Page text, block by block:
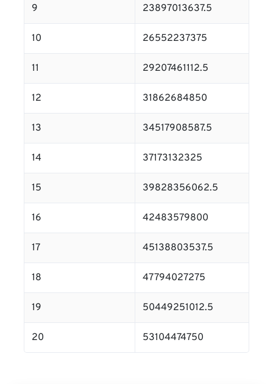
9 23897013637.5
10 26552237375
11 29207461112.5
12 31862684850
13 34517908587.5
14 37173132325
15 39828356062.5
16 42483579800
17 45138803537.5
18 47794027275
19 50449251012.5
20 53104474750